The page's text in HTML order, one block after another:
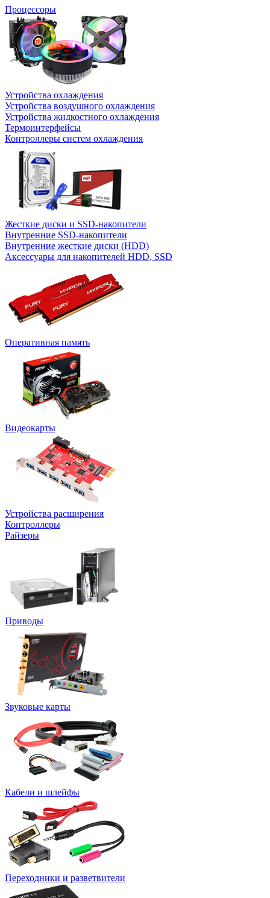
Процессоры
Устройства охлаждения
Устройства воздушного охлаждения
Устройства жидкостного охлаждения
Термоинтерфейсы
Контроллеры систем охлаждения
Жесткие диски и SSD-накопители
Внутренние SSD-накопители
Внутренние жесткие диски (HDD)
Аксессуары для накопителей HDD, SSD
Оперативная память
Видеокарты
Устройства расширения
Контроллеры
Райзеры
Приводы
Звуковые карты
Кабели и шлейфы
Переходники и разветвители